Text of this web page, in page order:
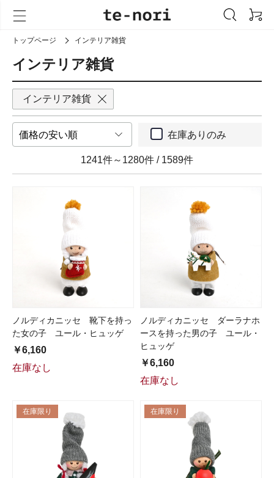
トップページ インテリア雑貨
インテリア雑貨
インテリア雑貨
在庫ありのみ
1241件～1280件 / 1589件
ノルディカニッセ 靴下を持っ
た女の子 ユール・ヒュッゲ
￥6,160
在庫なし
ノルディカニッセ ダーラナホ
ースを持った男の子 ユール・
ヒュッゲ
￥6,160
在庫なし
在庫限り 在庫限り